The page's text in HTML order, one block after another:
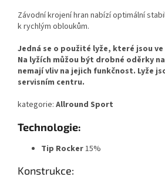
Závodní krojení hran nabízí optimální
k rychlým obloukům.
Jedná se o použité lyže, které jsou
Na lyžích můžou být drobné oděrky
nemají vliv na jejich funkčnost. Lyže
servisním centru.
kategorie: Allround Sport
Technologie:
Tip Rocker15%
Konstrukce: